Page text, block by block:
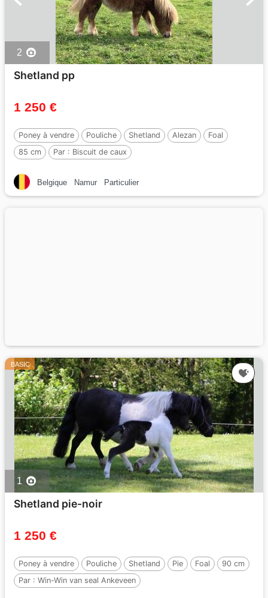
2
Shetland pp
1 250 €
Poney à vendre Pouliche Shetland Alezan
Foal
85 cm
Par : Biscuit de caux
Belgique Namur Particulier
BASIC
1
Shetland pie-noir
1 250 €
Poney à vendre Pouliche Shetland Pie Foal
90 cm
Par : Win-Win van seal Ankeveen